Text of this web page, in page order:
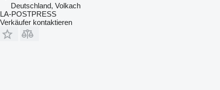
Deutschland, Volkach
LA-POSTPRESS
Verkäufer kontaktieren